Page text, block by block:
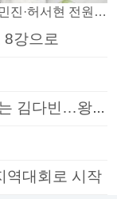
김주아·이민진·허서현 전원 승리… 평택, 부안 꺾고 5연승
강으로
22전 전승 임상규·대회2연패 노리는 김다빈…왕중왕전 16강 7일부터
역대회로 시작